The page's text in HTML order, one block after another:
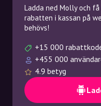
Ladda ned Molly och
rabatten i kassan på
behövs!
+15 000
+455 000
4.9 betyg